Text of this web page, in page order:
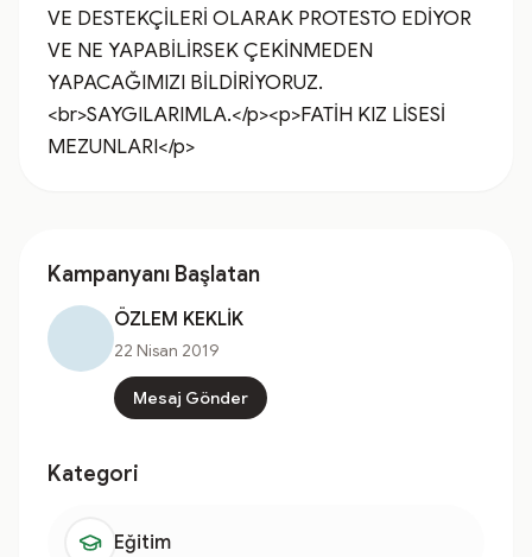
VE DESTEKÇİLERİ OLARAK PROTESTO EDİYOR
VE NE YAPABİLİRSEK ÇEKİNMEDEN
YAPACAĞIMIZI BİLDİRİYORUZ.
<br>SAYGILARIMLA.</p><p>FATİH KIZ LİSESİ
MEZUNLARI</p>
Kampanyanı Başlatan
ÖZLEM KEKLİK
22 Nisan 2019
Mesaj Gönder
Kategori
Eğitim